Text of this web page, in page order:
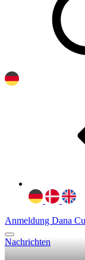
Anmeldung Dana
Nachrichten